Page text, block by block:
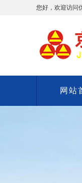
您好，欢迎访问
网站